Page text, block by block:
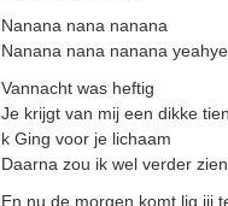
Nanana nana nanana
Nanana nana nanana
Vannacht was heftig
Je krijgt van mij een dikke
k Ging voor je lichaam
Daarna zou ik wel verder
En nu de morgen komt lig jij